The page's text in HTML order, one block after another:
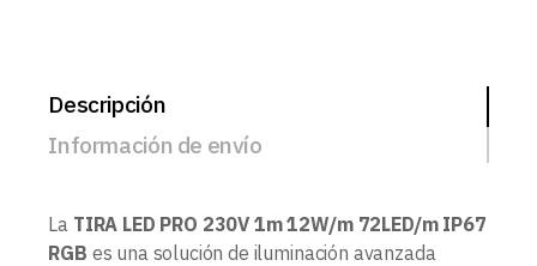
Descripción
Información de envío
La TIRA LED PRO 230V 1m 12W/m 72LED/m IP67
RGB es una solución de iluminación avanzada